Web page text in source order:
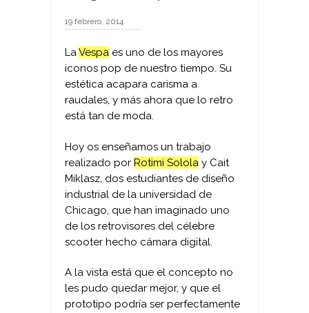
19 febrero, 2014
LaVespa es uno de los mayores
iconos pop de nuestro tiempo. Su
estética acapara carisma a
raudales, y más ahora que lo retro
está tan de moda.
Hoy os enseñamos un trabajo
realizado por Rotimi Solola y Cait
Miklasz, dos estudiantes de diseño
industrial de la universidad de
Chicago, que han imaginado uno
de los retrovisores del célebre
scooter hecho cámara digital.
A la vista está que el concepto no
les pudo quedar mejor, y que el
prototipo podría ser perfectamente